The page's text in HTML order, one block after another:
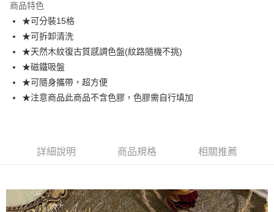
合作金庫商業銀行
華南商業銀行
上海商業儲蓄銀行
國泰世華商業銀行
兆豐國際商業銀行
臺灣中小企業銀行
匯豐（台灣）商業銀行
聯邦商業銀行
元大商業銀行
永豐商業銀行
超商取貨付款
LINE Pay
Apple Pay
街口支付
【關於「AFTEE先享後付」】
１．簡單：不需註冊會員、不需綁卡、不需儲值。
２．便利：只要手機號碼，簡訊認證，即可結帳。
運送方式
商品特色
★可分裝15格
★可拆卸清洗
★天然木紋復古質感調色盤(紋路隨機不挑)
★磁鐵吸盤
★可隨身攜帶，超方便
★注意商品此商品不含色膠，色膠需自行填加
詳細說明 商品規格 相關推薦